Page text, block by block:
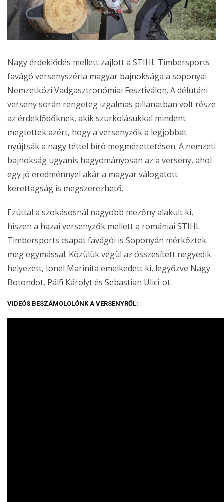
Nagy érdeklődés mellett zajlott a STIHL Timbersports
favágó versenyszéria magyar bajnoksága a soponyai
Nemzetközi Vadgasztronómiai Fesztiválon. A délutáni
verseny során rengeteg izgalmas pillanatban volt része
az érdeklődőknek, akik szurkolásukkal mindent
megtettek azért, hogy a versenyzők a legjobbat
nyújtsák a nagy téttel bíró megmérettetésen. A nemzeti
bajnokság ugyanis hagyományosan az a verseny, ahol
egy jó eredménnyel akár a magyar válogatott
kerettagság is megszerezhető.
Ezúttal a szokásosnál nagyobb mezőny alakult ki,
hiszen a hazai versenyzők mellett a romániai STIHL
Timbersports csapat favágói is Soponyán mérkőztek
meg egymással. Közülük végül az összesített negyedik
helyezett, Ionel Marinita emelkedett ki, legyőzve Nagy
Botondot, Pálfi Károlyt és Sebastian Ulici-ot.
VIDEÓS BESZÁMOLOLÓNK A VERSENYRŐL: